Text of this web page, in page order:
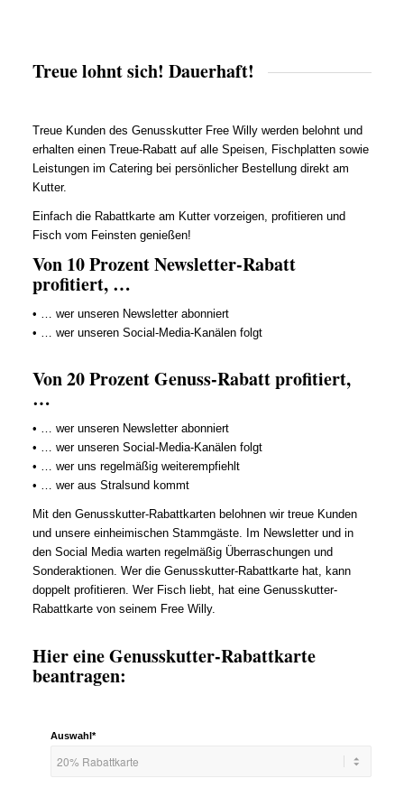
Treue lohnt sich! Dauerhaft!
Treue Kunden des Genusskutter Free Willy werden belohnt und
erhalten einen Treue-Rabatt auf alle Speisen, Fischplatten sowie
Leistungen im Catering bei persönlicher Bestellung direkt am
Kutter.
Einfach die Rabattkarte am Kutter vorzeigen, profitieren und
Fisch vom Feinsten genießen!
Von 10 Prozent Newsletter-Rabatt
profitiert, …
• … wer unseren Newsletter abonniert
• … wer unseren Social-Media-Kanälen folgt
Von 20 Prozent Genuss-Rabatt profitiert,
…
• … wer unseren Newsletter abonniert
• … wer unseren Social-Media-Kanälen folgt
• … wer uns regelmäßig weiterempfiehlt
• … wer aus Stralsund kommt
Mit den Genusskutter-Rabattkarten belohnen wir treue Kunden
und unsere einheimischen Stammgäste. Im Newsletter und in
den Social Media warten regelmäßig Überraschungen und
Sonderaktionen. Wer die Genusskutter-Rabattkarte hat, kann
doppelt profitieren. Wer Fisch liebt, hat eine Genusskutter-
Rabattkarte von seinem Free Willy.
Hier eine Genusskutter-Rabattkarte
beantragen:
Auswahl*